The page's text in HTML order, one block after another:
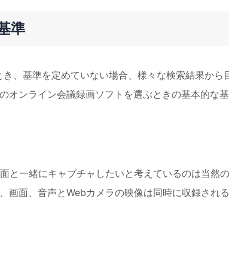
準
、基準を定めていない場合、様々な検索結果から
オンライン会議録画ソフトを選ぶときの基本的な
と一緒にキャプチャしたいと考えているのは当然の
画面、音声とWebカメラの映像は同時に収録される